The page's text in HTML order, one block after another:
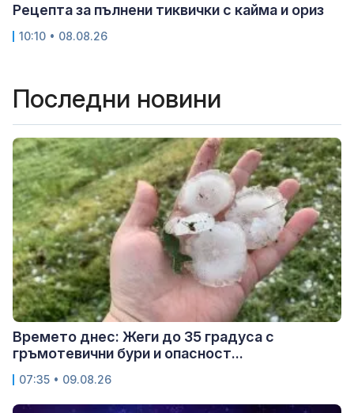
Рецепта за пълнени тиквички с кайма и ориз
10:10 • 08.08.26
Последни новини
Времето днес: Жеги до 35 градуса с
гръмотевични бури и опасност...
07:35 • 09.08.26